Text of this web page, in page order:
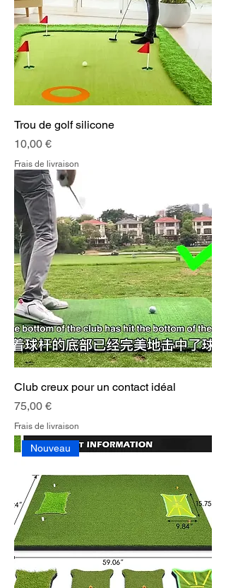
Trou de golf silicone
Prix
10,00 €
Frais de livraison
Club creux pour un contact idéal
Prix
75,00 €
Frais de livraison
Nouveau